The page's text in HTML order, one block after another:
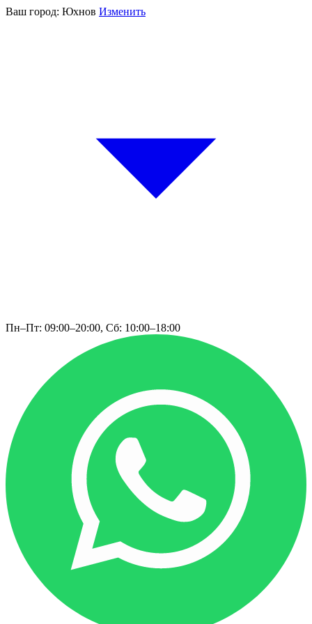
Ваш город: Юхнов Изменить
Пн–Пт: 09:00–20:00, Сб: 10:00–18:00